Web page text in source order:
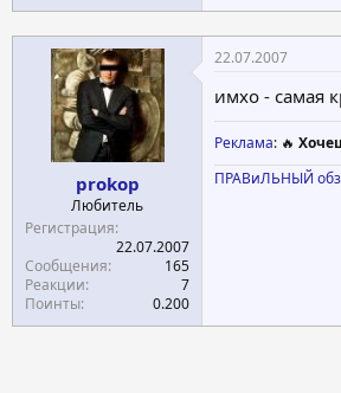
prokop
Любитель
Регистрация
22.07.2007
Сообщения
165
Реакции
7
Поинты
0.200
22.07.2007
имхо - самая
Реклама: 🔥
ПРАВиЛЬНЫЙ